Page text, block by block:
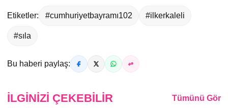
Etiketler: #cumhuriyetbayramı102 #ilkerkaleli
#sıla
Bu haberi paylaş:
İLGINIZI ÇEKEBILIR Tümünü Gör